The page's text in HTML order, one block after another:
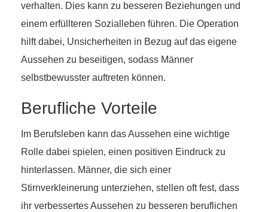
verhalten. Dies kann zu besseren Beziehungen und
einem erfüllteren Sozialleben führen. Die Operation
hilft dabei, Unsicherheiten in Bezug auf das eigene
Aussehen zu beseitigen, sodass Männer
selbstbewusster auftreten können.
Berufliche Vorteile
Im Berufsleben kann das Aussehen eine wichtige
Rolle dabei spielen, einen positiven Eindruck zu
hinterlassen. Männer, die sich einer
Stirnverkleinerung unterziehen, stellen oft fest, dass
ihr verbessertes Aussehen zu besseren beruflichen